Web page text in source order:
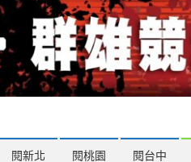
閱新北 閱桃園 閱台中